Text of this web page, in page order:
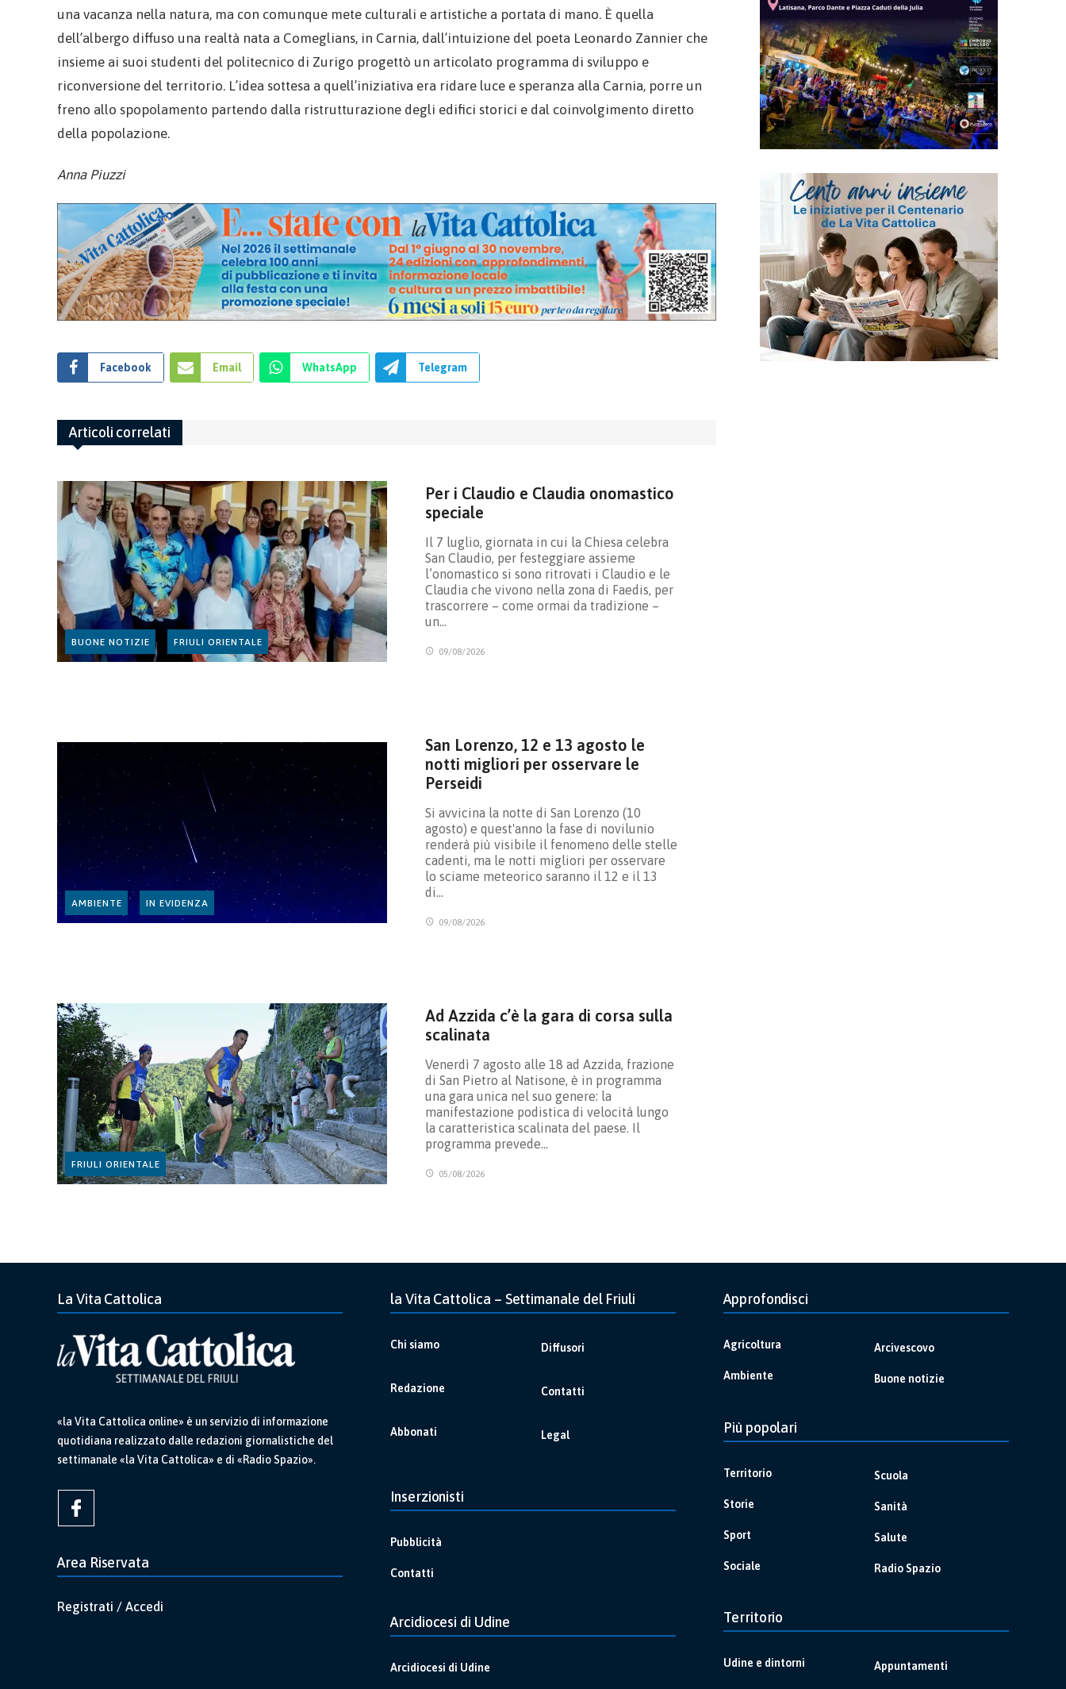
una vacanza nella natura, ma con comunque mete culturali e artistiche a portata di mano. È quella
dell’albergo diffuso una realtà nata a Comeglians, in Carnia, dall’intuizione del poeta Leonardo Zannier che
insieme ai suoi studenti del politecnico di Zurigo progettò un articolato programma di sviluppo e
riconversione del territorio. L’idea sottesa a quell’iniziativa era ridare luce e speranza alla Carnia, porre un
freno allo spopolamento partendo dalla ristrutturazione degli edifici storici e dal coinvolgimento diretto
della popolazione.
Anna Piuzzi
Facebook Email WhatsApp Telegram
Articoli correlati
BUONE NOTIZIE FRIULI ORIENTALE
Per i Claudio e Claudia onomastico
speciale
Il 7 luglio, giornata in cui la Chiesa celebra
San Claudio, per festeggiare assieme
l’onomastico si sono ritrovati i Claudio e le
Claudia che vivono nella zona di Faedis, per
trascorrere – come ormai da tradizione –
un…
09/08/2026
AMBIENTE IN EVIDENZA
San Lorenzo, 12 e 13 agosto le
notti migliori per osservare le
Perseidi
Si avvicina la notte di San Lorenzo (10
agosto) e quest'anno la fase di novilunio
renderà più visibile il fenomeno delle stelle
cadenti, ma le notti migliori per osservare
lo sciame meteorico saranno il 12 e il 13
di…
09/08/2026
FRIULI ORIENTALE
Ad Azzida c’è la gara di corsa sulla
scalinata
Venerdì 7 agosto alle 18 ad Azzida, frazione
di San Pietro al Natisone, è in programma
una gara unica nel suo genere: la
manifestazione podistica di velocità lungo
la caratteristica scalinata del paese. Il
programma prevede…
05/08/2026
La Vita Cattolica
«la Vita Cattolica online» è un servizio di informazione
quotidiana realizzato dalle redazioni giornalistiche del
settimanale «la Vita Cattolica» e di «Radio Spazio».
Area Riservata
Registrati / Accedi
la Vita Cattolica – Settimanale del Friuli
Chi siamo
Redazione
Abbonati
Diffusori
Contatti
Legal
Inserzionisti
Pubblicità
Contatti
Arcidiocesi di Udine
Arcidiocesi di Udine
Approfondisci
Agricoltura
Ambiente
Arcivescovo
Buone notizie
Più popolari
Territorio
Storie
Sport
Sociale
Scuola
Sanità
Salute
Radio Spazio
Territorio
Udine e dintorni Appuntamenti